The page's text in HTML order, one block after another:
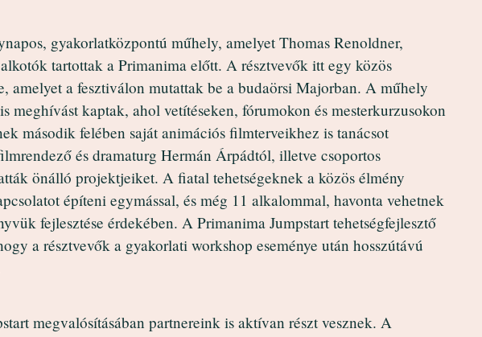
gyakorlatközpontú műhely, amelyet Thomas Renoldner,
tartottak a Primanima előtt. A résztvevők itt egy közös
amelyet a fesztiválon mutattak be a budaörsi Majorban. A műhely
meghívást kaptak, ahol vetítéseken, fórumokon és mesterkurzusokon
második felében saját animációs filmterveikhez is tanácsot
és dramaturg Hermán Árpádtól, illetve csoportos
önálló projektjeiket. A fiatal tehetségeknek a közös élmény
építeni egymással, és még 11 alkalommal, havonta vehetnek
fejlesztése érdekében. A Primanima Jumpstart tehetségfejlesztő
a résztvevők a gyakorlati workshop eseménye után hosszútávú
megvalósításában partnereink is aktívan részt vesznek. A